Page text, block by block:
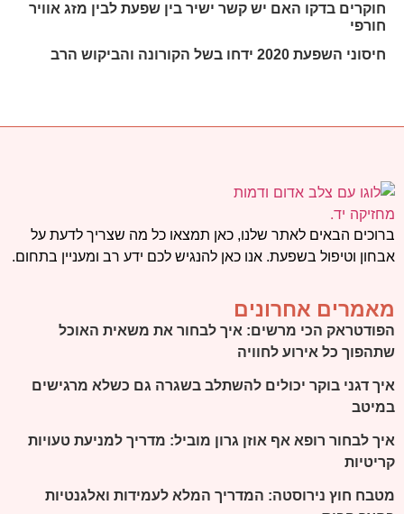
חוקרים בדקו האם יש קשר ישיר בין שפעת לבין מזג אוויר
חורפי
חיסוני השפעת 2020 ידחו בשל הקורונה והביקוש הרב
ברוכים הבאים לאתר שלנו, כאן תמצאו כל מה שצריך לדעת על
אבחון וטיפול בשפעת. אנו כאן להנגיש לכם ידע רב ומעניין בתחום.
מאמרים אחרונים
הפודטראק הכי מרשים: איך לבחור את משאית האוכל
שתהפוך כל אירוע לחוויה
איך דגני בוקר יכולים להשתלב בשגרה גם כשלא מרגישים
במיטב
איך לבחור רופא אף אוזן גרון מוביל: מדריך למניעת טעויות
קריטיות
מטבח חוץ נירוסטה: המדריך המלא לעמידות ואלגנטיות